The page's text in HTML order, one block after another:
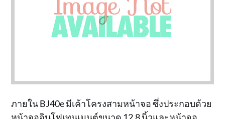
ภายใน BJ40e มีเค้าโครงสามหน้าจอ ซึ่งประกอบด้วย